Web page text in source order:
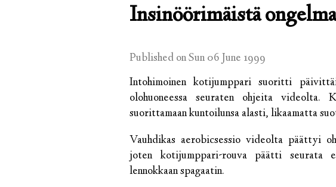
Insinöörimäistä
Published on Sun 06 June 1999
Intohimoinen kotijumppari suoritti
olohuoneessa seuraten ohjeita
suorittamaan kuntoilunsa alasti, likaamatta
Vauhdikas aerobicsessio videolta päättyi
joten kotijumppari-rouva päätti seurata
lennokkaan spagaatin.